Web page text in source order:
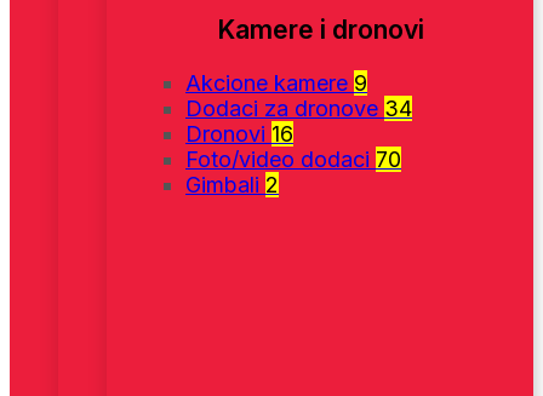
Kamere i dronovi
Akcione kamere 9
Dodaci za dronove 34
Dronovi 16
Foto/video dodaci 70
Gimbali 2